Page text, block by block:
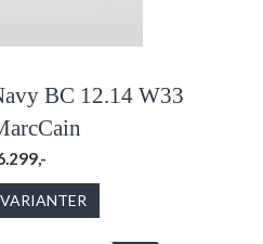
BC 12.14 W33
VARIANTER